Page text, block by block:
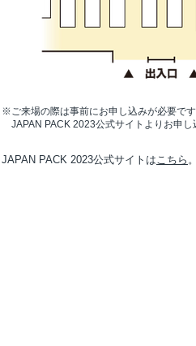
※​ご来場の際は事前にお申し込みが必要で
JAPAN PACK 2023公式サイトよりお申し
JAPAN PACK 2023公式サイトはこちら